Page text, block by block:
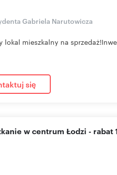
Gabriela Narutowicza
lokal mieszkalny na
się
w centrum Łodzi - rabat